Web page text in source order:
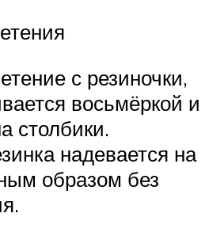
с резиночки,
восьмёркой и
столбики.
надевается на
образом без